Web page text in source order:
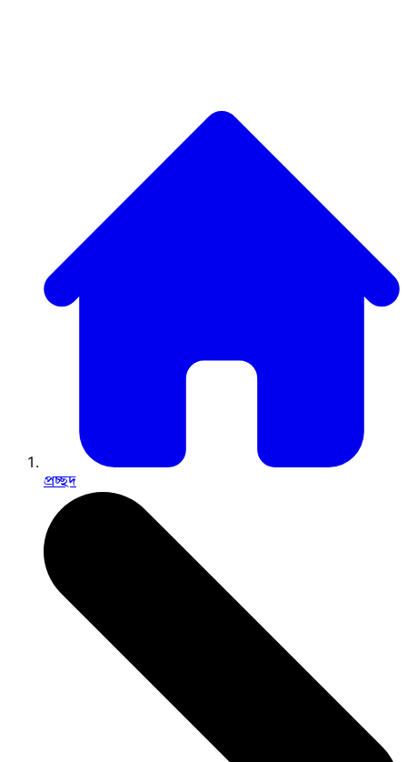
প্রচ্ছদ